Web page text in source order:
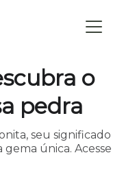
o
pedra
seu significado
única. Acesse